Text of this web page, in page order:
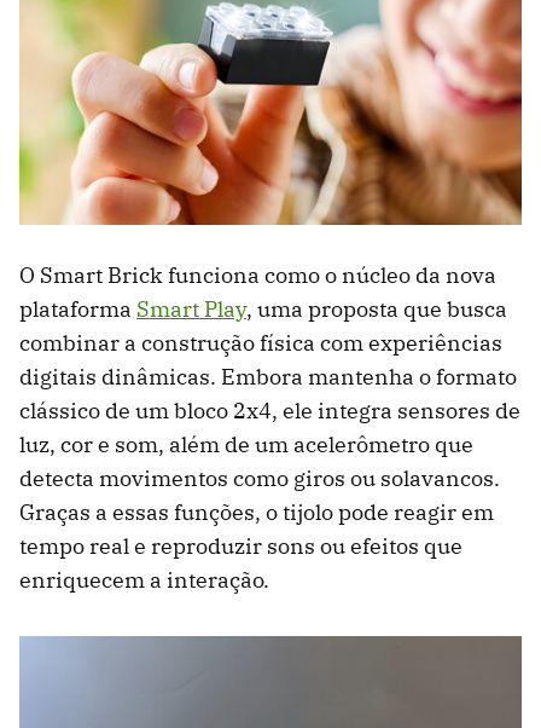
O Smart Brick funciona como o núcleo da nova
plataforma Smart Play, uma proposta que busca
combinar a construção física com experiências
digitais dinâmicas. Embora mantenha o formato
clássico de um bloco 2x4, ele integra sensores de
luz, cor e som, além de um acelerômetro que
detecta movimentos como giros ou solavancos.
Graças a essas funções, o tijolo pode reagir em
tempo real e reproduzir sons ou efeitos que
enriquecem a interação.